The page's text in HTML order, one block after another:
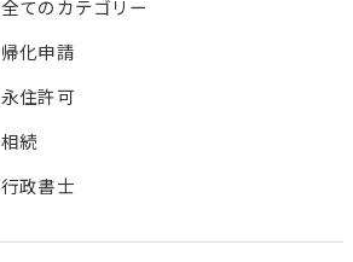
全てのカテゴリー
帰化申請
永住許可
相続
行政書士